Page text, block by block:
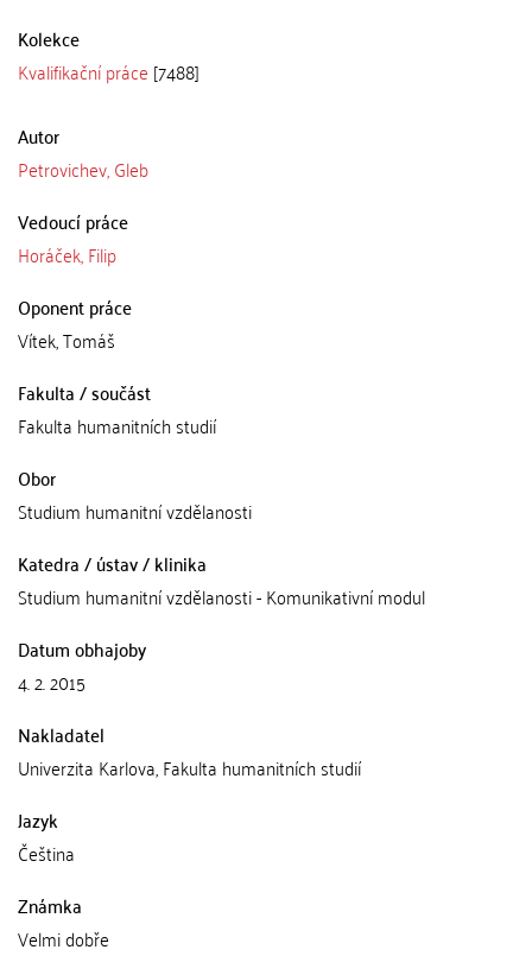
Kolekce
Kvalifikační práce [7488]
Autor
Petrovichev, Gleb
Vedoucí práce
Horáček, Filip
Oponent práce
Vítek, Tomáš
Fakulta / součást
Fakulta humanitních studií
Obor
Studium humanitní vzdělanosti
Katedra / ústav / klinika
Studium humanitní vzdělanosti - Komunikativní modul
Datum obhajoby
4. 2. 2015
Nakladatel
Univerzita Karlova, Fakulta humanitních studií
Jazyk
Čeština
Známka
Velmi dobře